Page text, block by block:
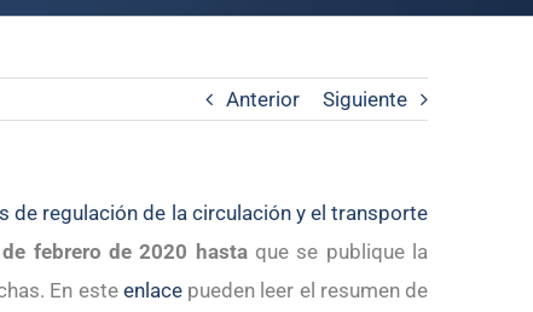
Anterior Siguiente
de regulación de la circulación y el transporte
febrero de 2020 hasta que se publique la
En este enlacepueden leer el resumen de